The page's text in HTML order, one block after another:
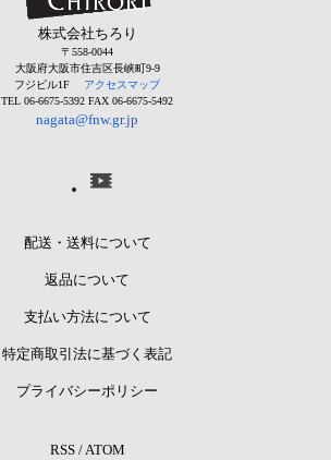
株式会社ちろり
〒558-0044
大阪府大阪市住吉区長峡町9-9
フジビル1F
アクセスマップ
TEL 06-6675-5392 FAX 06-6675-5492
nagata@fnw.gr.jp
配送・送料について
返品について
支払い方法について
特定商取引法に基づく表記
プライバシーポリシー
RSS/ ATOM